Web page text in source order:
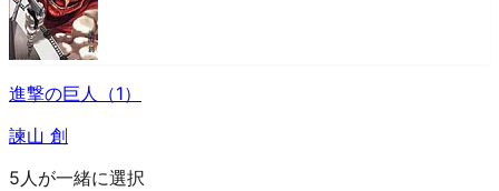
進撃の巨人（1）
諫山 創
5人が一緒に選択